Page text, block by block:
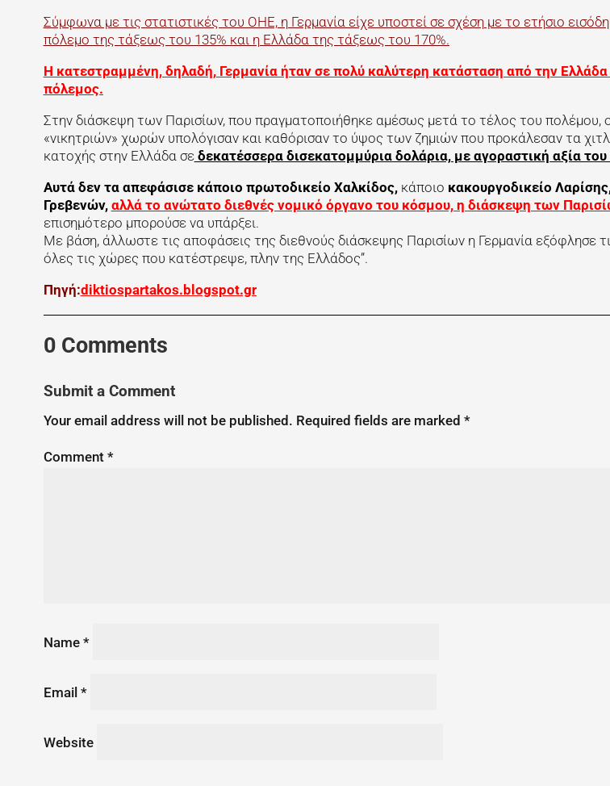
Σύμφωνα με τις στατιστικές του ΟΗΕ, η Γερμανία είχε υποστεί σε σχέση με το ετήσιο
πόλεμο της τάξεως του 135% και η Ελλάδα της τάξεως του 170%.
Η κατεστραμμένη, δηλαδή, Γερμανία ήταν σε πολύ καλύτερη κατάσταση από την Ελλάδα
πόλεμος.
Στην διάσκεψη των Παρισίων, που πραγματοποιήθηκε αμέσως μετά το τέλος του πολέμου,
«νικητριών» χωρών υπολόγισαν και καθόρισαν το ύψος των ζημιών που προκάλεσαν τα
κατοχής στην Ελλάδα σεδεκατέσσερα δισεκατομμύρια δολάρια, με αγοραστική αξία
Αυτά δεν τα απεφάσισε κάποιο πρωτοδικείο Χαλκίδος,κάποιο κακουργοδικείο
Γρεβενών, αλλά το ανώτατο διεθνές νομικό όργανο του κόσμου, η διάσκεψη των
επισημότερο μπορούσε να υπάρξει.
Με βάση, άλλωστε τις αποφάσεις της διεθνούς διάσκεψης Παρισίων η Γερμανία εξόφλησε
όλες τις χώρες που κατέστρεψε, πλην της Ελλάδος”.
Πηγή:diktiospartakos.blogspot.gr
0 Comments
Submit a Comment
Your email address will not be published. Required fields are marked *
Comment *
Name *
Email *
Website